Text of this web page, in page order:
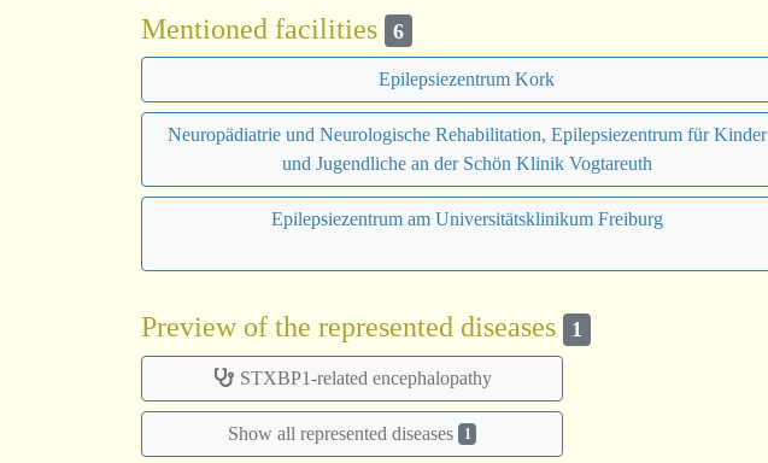
Mentioned facilities 6
Epilepsiezentrum Kork
Neuropädiatrie und Neurologische Rehabilitation, Epilepsiezentrum für Kinder
und Jugendliche an der Schön Klinik Vogtareuth
Epilepsiezentrum am Universitätsklinikum Freiburg
Preview of the represented diseases 1
STXBP1-related encephalopathy
Show all represented diseases 1